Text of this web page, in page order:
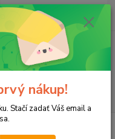
Menu
ks
za0 €
nákup!
Stačí zadať Váš email a